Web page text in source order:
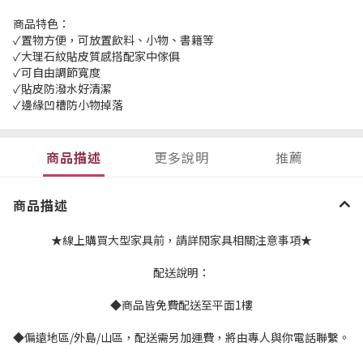
商品特色：
✓置物方便，可放置飲料、小物、書籍等
✓大理石紋貼皮質感搭配家中傢俱
✓可自由調節寬度
✓貼皮防潑水好清潔
✓邊緣凹槽防小物掉落
商品描述 更多說明 推薦
商品描述
★線上購買大型家具前，請詳閱家具相關注意事項★
配送說明：
◆商品皆免費配送至平面1樓
◆偏遠地區/外島/山區，配送需另加運費，將由專人與你電話聯繫。